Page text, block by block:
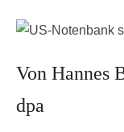
Von Hannes
dpa